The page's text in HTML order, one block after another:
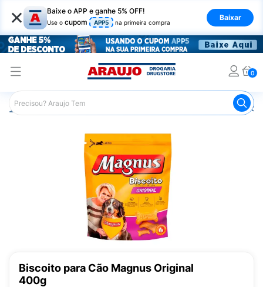
× Baixe o APP e ganhe 5% OFF!
Use o cupom APP5 na primeira compra
Baixar
0
Araujo Pet Shop Petiscos para Cachorro
Biscoito para Cão Magnus Original
400g